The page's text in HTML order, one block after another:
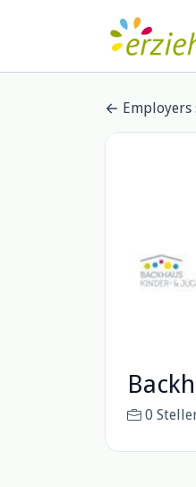
Employers
0